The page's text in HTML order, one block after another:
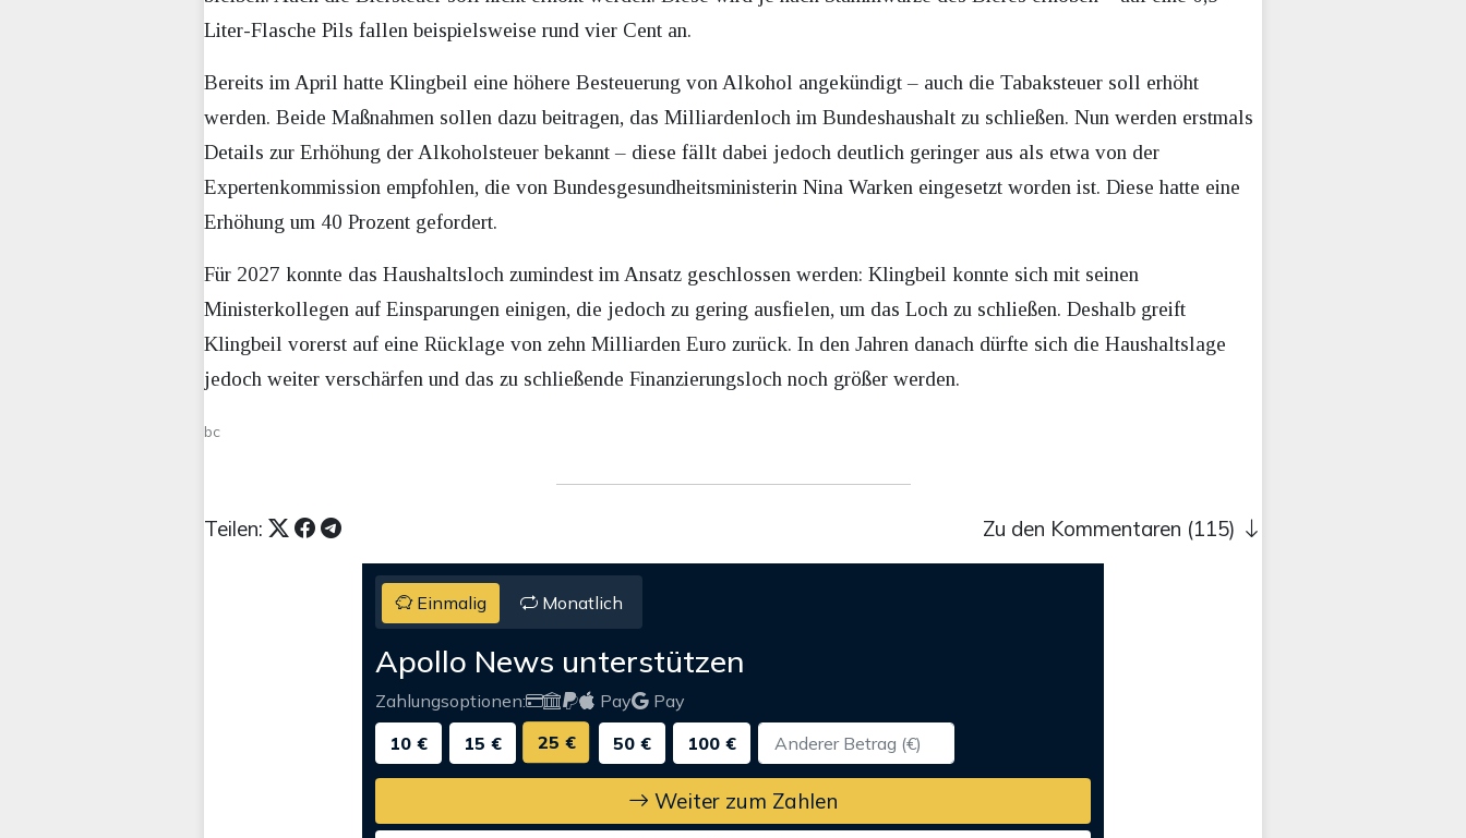
Liter-Flasche Pils fallen beispielsweise rund vier Cent an.
Bereits im April hatte Klingbeil eine höhere Besteuerung von Alkohol angekündigt – auch die Tabaksteuer soll erhöht
werden. Beide Maßnahmen sollen dazu beitragen, das Milliardenloch im Bundeshaushalt zu schließen. Nun werden erstmals
Details zur Erhöhung der Alkoholsteuer bekannt – diese fällt dabei jedoch deutlich geringer aus als etwa von der
Expertenkommission empfohlen, die von Bundesgesundheitsministerin Nina Warken eingesetzt worden ist. Diese hatte eine
Erhöhung um 40 Prozent gefordert.
Für 2027 konnte das Haushaltsloch zumindest im Ansatz geschlossen werden: Klingbeil konnte sich mit seinen
Ministerkollegen auf Einsparungen einigen, die jedoch zu gering ausfielen, um das Loch zu schließen. Deshalb greift
Klingbeil vorerst auf eine Rücklage von zehn Milliarden Euro zurück. In den Jahren danach dürfte sich die Haushaltslage
jedoch weiter verschärfen und das zu schließende Finanzierungsloch noch größer werden.
bc
Teilen: Zu den Kommentaren (115)
Einmalig Monatlich
Apollo News unterstützen
Zahlungsoptionen: Pay
Pay
10 €
15 € 25 € 50 € 100 €
Weiter zum Zahlen